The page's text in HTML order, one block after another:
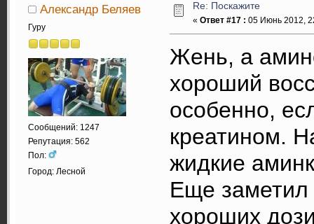
Александр Беляев
Гуру
Сообщений: 1247
Репутация: 562
Пол:
Город: Лесной
Re: Поскажите
« Ответ #17 : 05 Июнь 2012,
Жень, а
хороший
особенно,
креатином.
жидкие
Еще заметил
хороших